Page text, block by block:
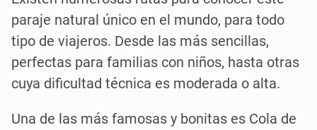
paraje natural único en el mundo, para todo
tipo de viajeros. Desde las más sencillas,
perfectas para familias con niños, hasta otras
cuya dificultad técnica es moderada o alta.
Una de las más famosas y bonitas es Cola de